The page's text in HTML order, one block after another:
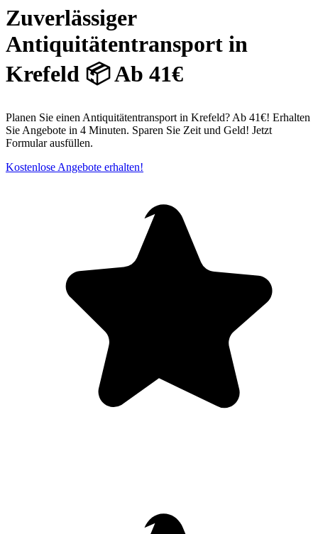
Zuverlässiger
Antiquitätentransport in
Krefeld⁠ 📦 Ab 41€
Planen Sie einen Antiquitätentransport in Krefeld? Ab 41€! Erhalten
Sie Angebote in 4 Minuten. Sparen Sie Zeit und Geld! Jetzt
Formular ausfüllen.
Kostenlose Angebote erhalten!